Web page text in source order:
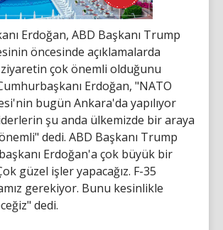
Erdoğan, ABD Başkanı Trump
öncesinde açıklamalarda
çok önemli olduğunu
Erdoğan, "NATO
bugün Ankara'da yapılıyor
şu anda ülkemizde bir araya
dedi. ABD Başkanı Trump
Erdoğan'a çok büyük bir
güzel işler yapacağız. F-35
gerekiyor. Bunu kesinlikle
dedi.